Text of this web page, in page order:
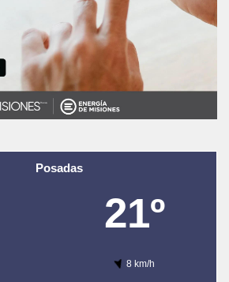
Posadas
21º
8 km/h